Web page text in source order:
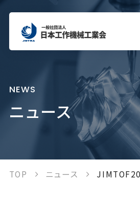
工作機械について
NEWS
ニュース
TOP ニュース